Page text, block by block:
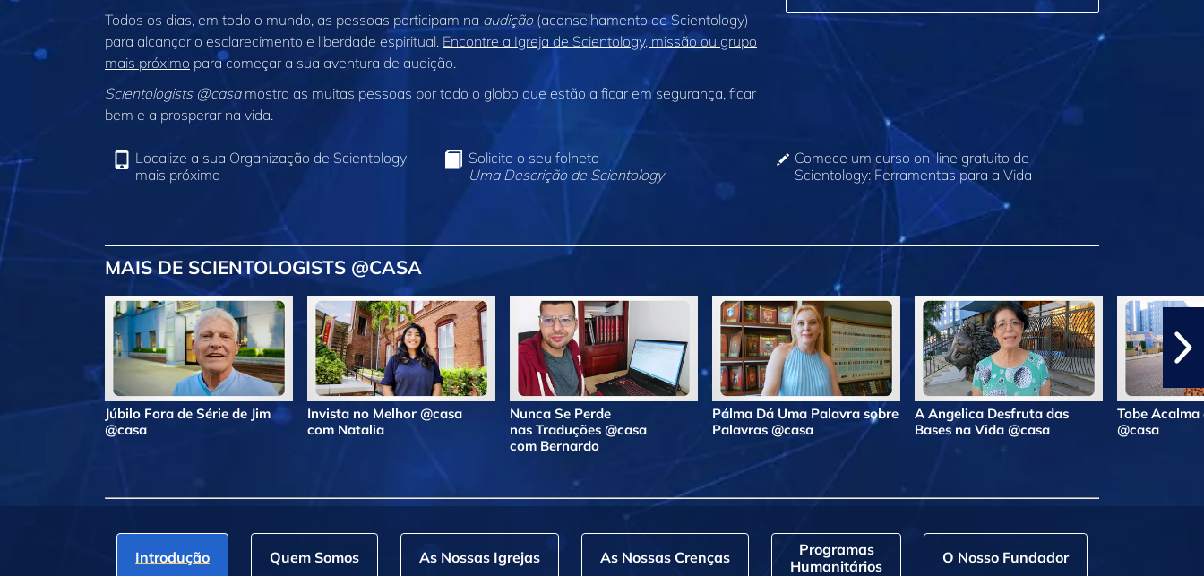
Todos os dias, em todo o mundo, as pessoas participam na audição(aconselhamento de Scientology)
para alcançar o esclarecimento e liberdade espiritual. Encontre a Igreja de Scientology, missão ou grupo
mais próximo para começar a sua aventura de audição.
Scientologists @casamostra as muitas pessoas por todo o globo que estão a ficar em segurança, ficar
bem e a prosperar na vida.
Localize a sua Organização de Scientology
mais próxima
Solicite o seu folheto
Uma Descrição de Scientology
Comece um curso on‑line gratuito de
Scientology: Ferramentas para a Vida
MAIS DE SCIENTOLOGISTS @CASA
Júbilo Fora de Série de Jim
@casa
Invista no Melhor @casa
com Natalia
Nunca Se Perde
nas Traduções @casa
com Bernardo
Pálma Dá Uma Palavra sobre
Palavras @casa
A Angelica Desfruta das
Bases na Vida @casa
Tobe Acalma
@casa
Introdução Quem Somos As Nossas Igrejas As Nossas Crenças
Programas
Humanitários
O Nosso Fundador